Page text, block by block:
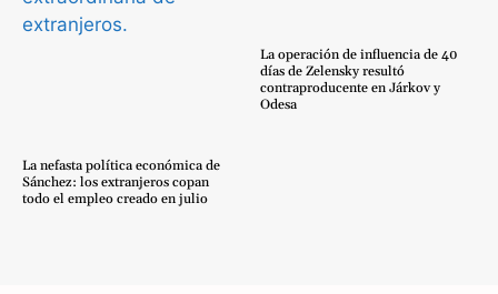
La nefasta política económica de
Sánchez: los extranjeros copan
todo el empleo creado en julio
La operación de influencia de 40
días de Zelensky resultó
contraproducente en Járkov y
Odesa